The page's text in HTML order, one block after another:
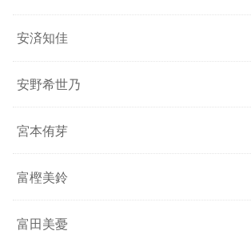
安済知佳
安野希世乃
宮本侑芽
富樫美鈴
富田美憂